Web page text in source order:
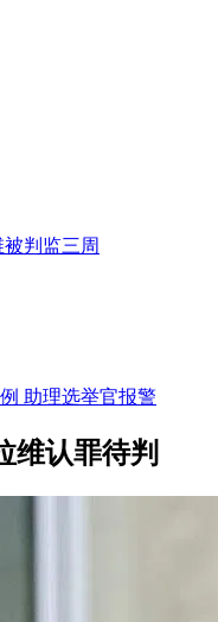
判监三周
助理选举官报警
维认罪待判